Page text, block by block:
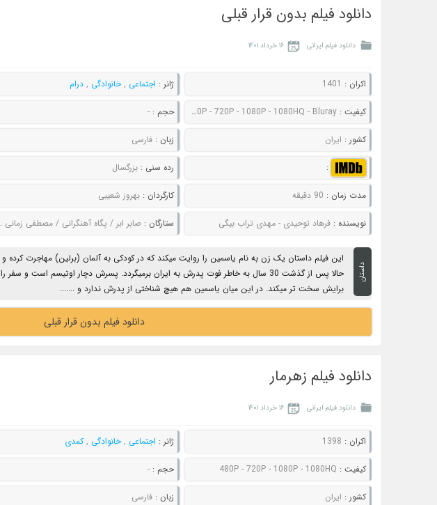
دانلود فیلم بدون قرار قبلی
دانلود فیلم ایرانی ۱۶ خرداد ۱۴۰۱
اکران : 1401 ژانر : اجتماعی ,خانوادگی ,درام
کیفیت :480P - 720P - 1080P - 1080HQ - Bluray حجم :-
کشور : ایران زبان :فارسی
: رده سنی :بزرگسال
مدت زمان : 90 دقیقه کارگردان :بهروز شعیبی
نویسنده :فرهاد توحیدی - مهدی تراب بیگی ستارگان :صابر ابر / پگاه آهنگرانی / مصطفی زمانی / الهام کردا
داستان
این فیلم داستان یک زن به نام یاسمین را روایت میکند که در کودکی به آلمان (برلین) مهاجرت کرده و
حالا پس از گذشت 30 سال به خاطر فوت پدرش به ایران برمیگردد. پسرش دچار اوتیسم است و سفر را
برایش سخت تر میکند. در این میان یاسمین هم هیچ شناختی از پدرش ندارد و .......
دانلود فیلم بدون قرار قبلی
دانلود فیلم زهرمار
دانلود فیلم ایرانی ۱۶ خرداد ۱۴۰۱
اکران : 1398 ژانر : اجتماعی ,خانوادگی ,کمدی
کیفیت : 480P - 720P - 1080P - 1080HQ حجم :-
کشور : ایران زبان :فارسی